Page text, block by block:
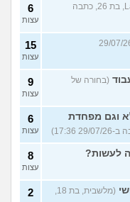
(Lamali, בת 26, כתבה
6
עצות
בת 25, כתבה ב-29/07/26
15
עצות
(בחורה של
9
עצות
וגם מפחדת
6
עצות
לעשות? 8
עצות
(מלשבית, בת 18,
2